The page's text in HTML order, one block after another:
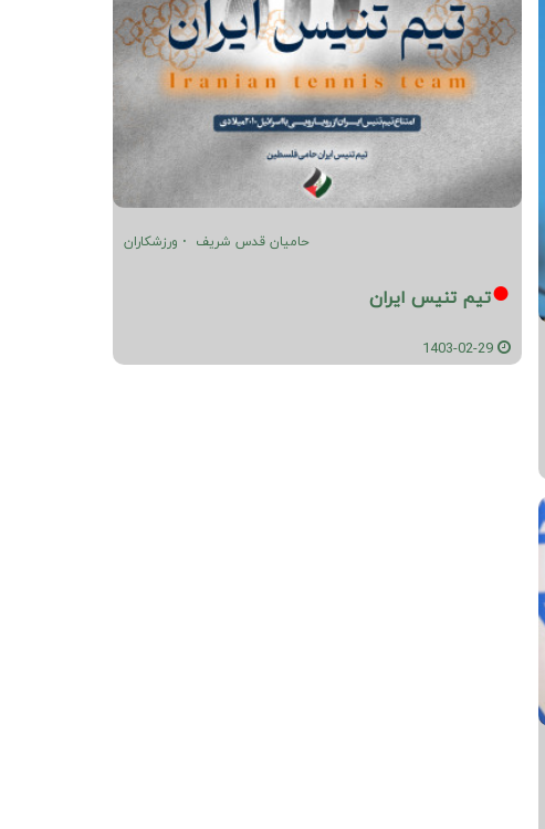
حامیان قدس شریف ورزشکاران
تیم تنیس ایران